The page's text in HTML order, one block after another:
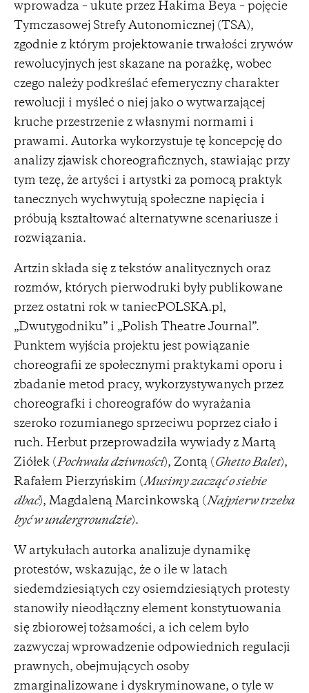
wprowadza – ukute przez Hakima Beya – pojęcie
Tymczasowej Strefy Autonomicznej (TSA),
zgodnie z którym projektowanie trwałości zrywów
rewolucyjnych jest skazane na porażkę, wobec
czego należy podkreślać efemeryczny charakter
rewolucji i myśleć o niej jako o wytwarzającej
kruche przestrzenie z własnymi normami i
prawami. Autorka wykorzystuje tę koncepcję do
analizy zjawisk choreograficznych, stawiając przy
tym tezę, że artyści i artystki za pomocą praktyk
tanecznych wychwytują społeczne napięcia i
próbują kształtować alternatywne scenariusze i
rozwiązania.
Artzin składa się z tekstów analitycznych oraz
rozmów, których pierwodruki były publikowane
przez ostatni rok w taniecPOLSKA.pl,
„Dwutygodniku” i „Polish Theatre Journal”.
Punktem wyjścia projektu jest powiązanie
choreografii ze społecznymi praktykami oporu i
zbadanie metod pracy, wykorzystywanych przez
choreografki i choreografów do wyrażania
szeroko rozumianego sprzeciwu poprzez ciało i
ruch. Herbut przeprowadziła wywiady z Martą
Ziółek (Pochwała dziwności), Zontą ( Ghetto Balet),
Rafałem Pierzyńskim (Musimy zacząć o siebie
dbać), Magdaleną Marcinkowską (Najpierw trzeba
być w undergroundzie).
W artykułach autorka analizuje dynamikę
protestów, wskazując, że o ile w latach
siedemdziesiątych czy osiemdziesiątych protesty
stanowiły nieodłączny element konstytuowania
się zbiorowej tożsamości, a ich celem było
zazwyczaj wprowadzenie odpowiednich regulacji
prawnych, obejmujących osoby
zmarginalizowane i dyskryminowane, o tyle w